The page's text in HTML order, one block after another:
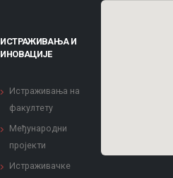
ИСТРАЖИВАЊА И
ИНОВАЦИЈЕ
Истраживања на
факултету
Међународни
пројекти
Истраживачке